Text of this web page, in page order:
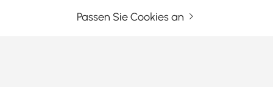
Geben Sie Ihre E-Mail-Adresse EinJetzt registrieren
Passen Sie Cookies an